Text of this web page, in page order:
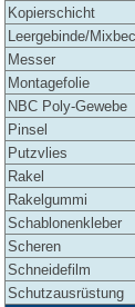
Kopierschicht
Leergebinde/
Messer
Montagefolie
NBC Poly-Gewebe
Pinsel
Putzvlies
Rakel
Rakelgummi
Schablonenkleber
Scheren
Schneidefilm
Schutzausrüstung